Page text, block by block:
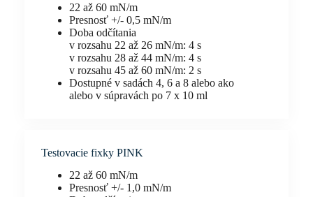
22 až 60 mN/m
Presnosť +/- 0,5 mN/m
Doba odčítania
v rozsahu 22 až 26 mN/m: 4 s
v rozsahu 28 až 44 mN/m: 4 s
v rozsahu 45 až 60 mN/m: 2 s
Dostupné v sadách 4, 6 a 8 alebo ako
alebo v súpravách po 7 x 10 ml
Testovacie fixky PINK
22 až 60 mN/m
Presnosť +/- 1,0 mN/m